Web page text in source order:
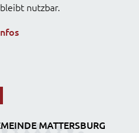
nutzbar.
MATTERSBURG